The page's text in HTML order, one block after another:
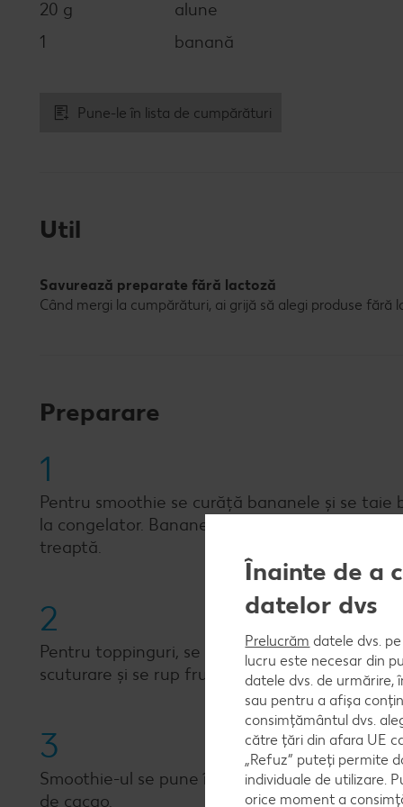
20 g
alune
1
banană
Pune-le în lista de cumpărături
Util
Savurează preparate fără lactoză
Când mergi la cumpărături, ai grijă să alegi produse fără
Preparare
1
Pentru smoothie se curăță bananele și se taie
la congelator. Bananele congelate se pasează
treaptă.
2
Pentru toppinguri, se curăță bananele și se
scuturare și se rup frunzele de pe tulpini.
3
Smoothie-ul se pune în 2 castroane și se
de cacao.
Înainte de a
datelor dvs
Prelucrăm datele dvs.
lucru este necesar din
datele dvs. de urmărire,
sau pentru a afișa
consimțământul dvs.
către țări din afara UE
„Refuz” puteți permite
individuale de utilizare.
orice moment a